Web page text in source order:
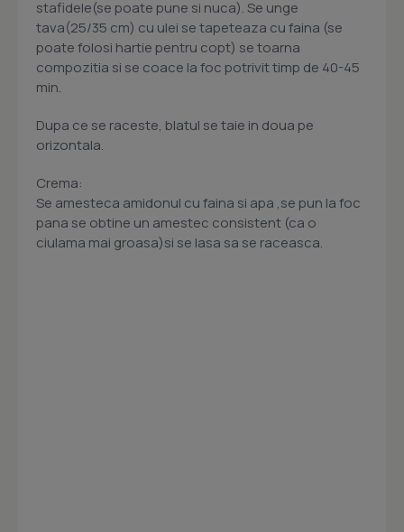
stafidele(se poate pune si nuca). Se unge
tava(25/35 cm) cu ulei se tapeteaza cu faina (se
poate folosi hartie pentru copt) se toarna
compozitia si se coace la foc potrivit timp de 40-45
min.
Dupa ce se raceste, blatul se taie in doua pe
orizontala.
Crema:
Se amesteca amidonul cu faina si apa ,se pun la foc
pana se obtine un amestec consistent (ca o
ciulama mai groasa)si se lasa sa se raceasca.